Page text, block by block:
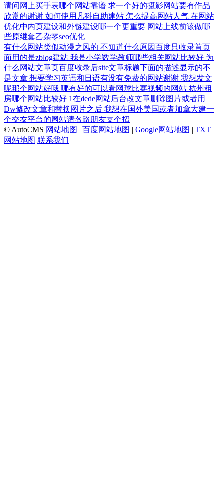
请问网上买手表哪个网站靠谱 求一个好的摄影网站要有作品
欣赏的谢谢 如何使用凡科自助建站 怎么提高网站人气 在网站
优化中内页建设和外链建设哪一个更重要 网站上线前该做哪
些原继套乙杂零seo优化
有什么网站类似动漫之风的 不知道什么原因百度只收录首页
面用的是zblog建站 我是小学数学教师哪些相关网站比较好 为
什么网站文章页百度收录后site文章标题下面的描述显示的不
是文章 想要学习英语和日语有没有免费的网站谢谢 我想发文
呢那个网站好哦 哪有好的可以看网球比赛视频的网站 杭州租
房哪个网站比较好 1在dede网站后台改文章删除图片或者用
Dw修改文章和替换图片之后 我想在国外美国或者加拿大建一
个交友平台的网站请各路朋友支个招
© AutoCMS 网站地图 | 百度网站地图 | Google网站地图 | TXT
网站地图 联系我们